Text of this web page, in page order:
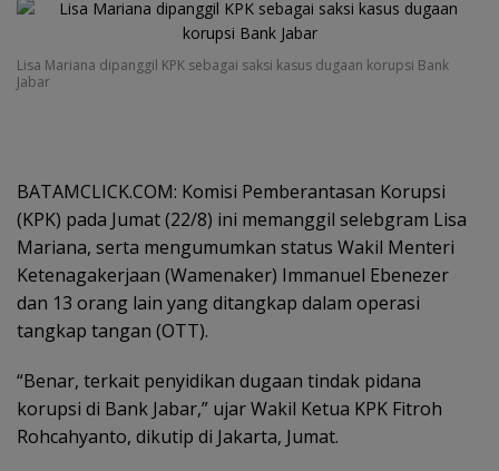
Lisa Mariana dipanggil KPK sebagai saksi kasus dugaan korupsi Bank
Jabar
BATAMCLICK.COM: Komisi Pemberantasan Korupsi
(KPK) pada Jumat (22/8) ini memanggil selebgram Lisa
Mariana, serta mengumumkan status Wakil Menteri
Ketenagakerjaan (Wamenaker) Immanuel Ebenezer
dan 13 orang lain yang ditangkap dalam operasi
tangkap tangan (OTT).
“Benar, terkait penyidikan dugaan tindak pidana
korupsi di Bank Jabar,” ujar Wakil Ketua KPK Fitroh
Rohcahyanto, dikutip di Jakarta, Jumat.